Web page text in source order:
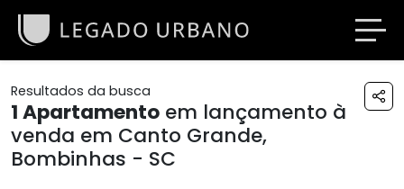
Resultados da busca
1Apartamento em lançamento à
venda em Canto Grande,
Bombinhas - SC